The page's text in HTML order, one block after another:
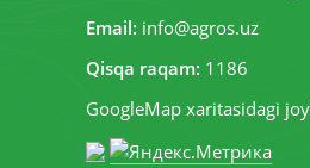
Email: info@agros.uz
Qisqa raqam: 1186
GoogleMap xaritasidagi